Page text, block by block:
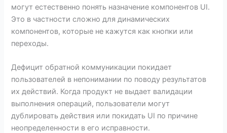
могут естественно понять назначение компонентов UI.
Это в частности сложно для динамических
компонентов, которые не кажутся как кнопки или
переходы.
Дефицит обратной коммуникации покидает
пользователей в непонимании по поводу результатов
их действий. Когда продукт не выдает валидации
выполнения операций, пользователи могут
дублировать действия или покидать UI по причине
неопределенности в его исправности.